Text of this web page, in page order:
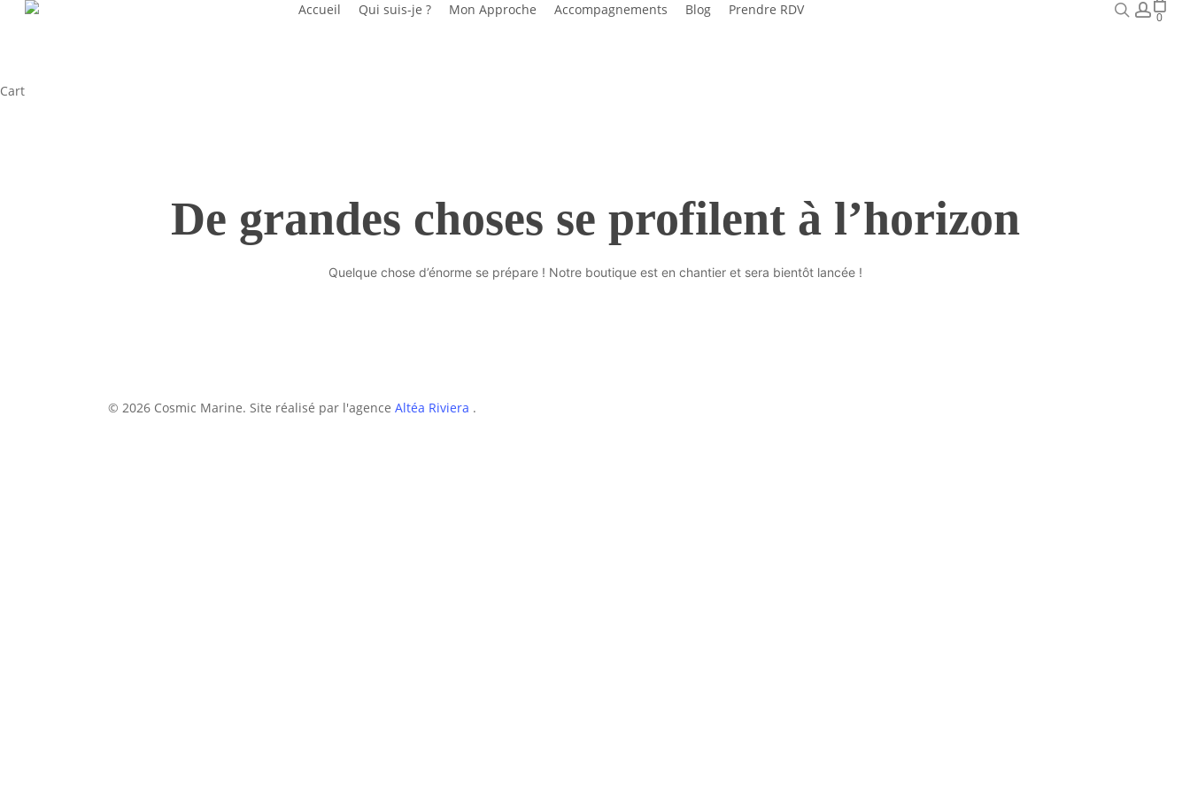
Accueil Qui suis-je ? Mon Approche Accompagnements Blog Prendre RDV search
0
CartClose
De grandes choses se profilent à l’horizon
Quelque chose d’énorme se prépare ! Notre boutique est en chantier et sera bientôt lancée !
© 2026 Cosmic Marine. Site réalisé par l'agence Altéa Riviera .